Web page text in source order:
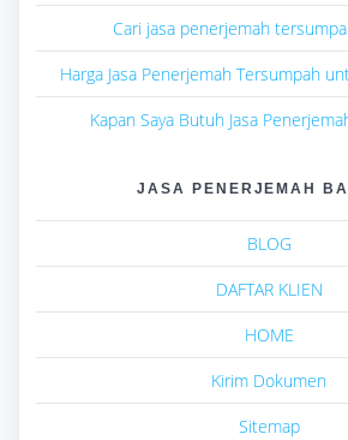
Cari jasa penerjemah
Harga Jasa Penerjemah Tersumpah
Kapan Saya Butuh Jasa
JASA PENERJEMAH
BLOG
DAFTAR KLIEN
HOME
Kirim Dokumen
Sitemap